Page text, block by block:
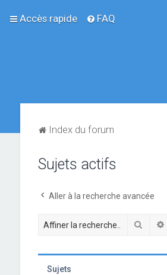
Accès rapide FAQ
Index du forum
Sujets actifs
Aller à la recherche avancée
Sujets